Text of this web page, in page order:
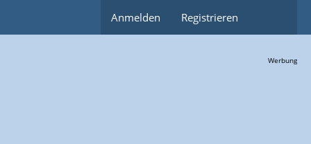
Anmelden Registrieren
Werbung